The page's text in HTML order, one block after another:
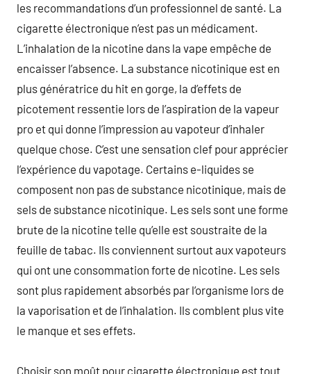
les recommandations d’un professionnel de santé. La
cigarette électronique n’est pas un médicament.
L’inhalation de la nicotine dans la vape empêche de
encaisser l’absence. La substance nicotinique est en
plus génératrice du hit en gorge, la d’effets de
picotement ressentie lors de l’aspiration de la vapeur
pro et qui donne l’impression au vapoteur d’inhaler
quelque chose. C’est une sensation clef pour apprécier
l’expérience du vapotage. Certains e-liquides se
composent non pas de substance nicotinique, mais de
sels de substance nicotinique. Les sels sont une forme
brute de la nicotine telle qu’elle est soustraite de la
feuille de tabac. Ils conviennent surtout aux vapoteurs
qui ont une consommation forte de nicotine. Les sels
sont plus rapidement absorbés par l’organisme lors de
la vaporisation et de l’inhalation. Ils comblent plus vite
le manque et ses effets.
Choisir son moût pour cigarette électronique est tout